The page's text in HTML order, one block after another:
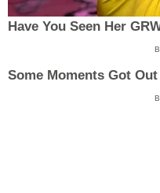
Have You Seen Her
Some Moments Got